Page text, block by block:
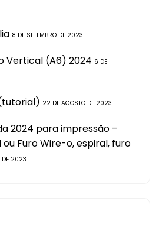
8 DE SETEMBRO DE 2023
Vertical (A6) 2024 6 DE
22 DE AGOSTO DE 2023
2024 para impressão –
Furo Wire-o, espiral, furo
DE 2023